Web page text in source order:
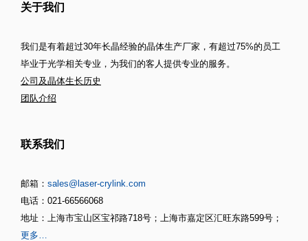
关于我们
我们是有着超过30年长晶经验的晶体生产厂家，有超过75%的员工
毕业于光学相关专业，为我们的客人提供专业的服务。
公司及晶体生长历史
团队介绍
联系我们
邮箱： sales@laser-crylink.com
电话：021-66566068
地址：上海市宝山区宝祁路718号；上海市嘉定区汇旺东路599号；
更多…